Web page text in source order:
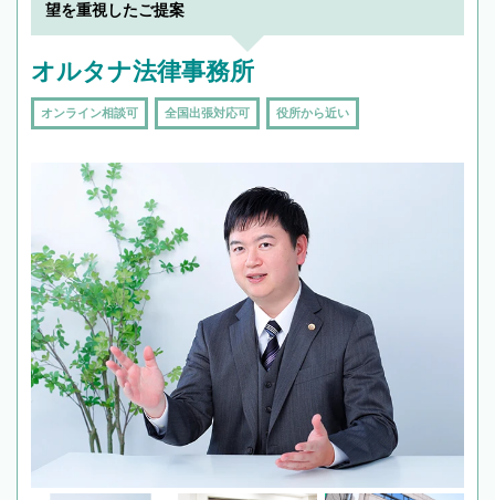
望を重視したご提案
オルタナ法律事務所
オンライン相談可 全国出張対応可 役所から近い